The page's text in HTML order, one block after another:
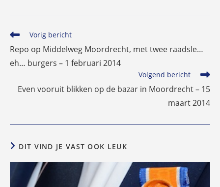
Lees
artikelen
Vorig bericht
Repo op Middelweg Moordrecht, met twee raadsle…
eh… burgers – 1 februari 2014
Volgend bericht
Even vooruit blikken op de bazar in Moordrecht – 15
maart 2014
DIT VIND JE VAST OOK LEUK